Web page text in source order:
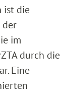
ist die
im
durch die
Eine